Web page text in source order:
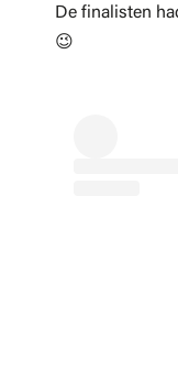
De finalisten
😉